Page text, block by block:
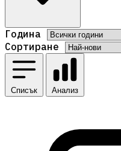
Година
Сортиране
Списък Анализ